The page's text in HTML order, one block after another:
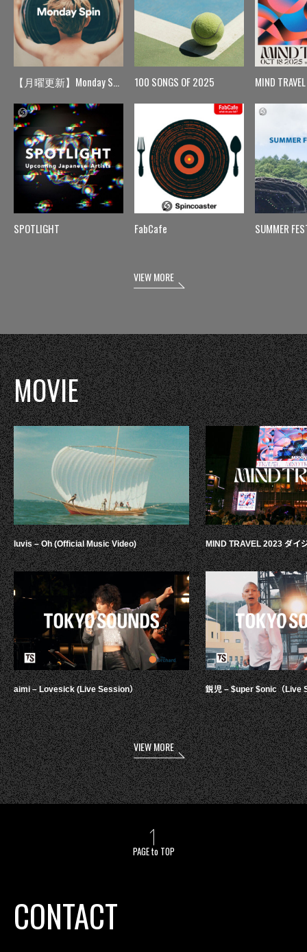
【月曜更新】Monday Spin
SPOTLIGHT
100 SONGS OF 2025
FabCafe
MIND TRAVEL
SUMMER
VIEW MORE
MOVIE
luvis – Oh (Official Music Video)
aimi – Lovesick (Live Session）
MIND TRAVEL 2023 ダイ
鋭児 – $uper $onic（Live
VIEW MORE
PAGE to TOP
CONTACT